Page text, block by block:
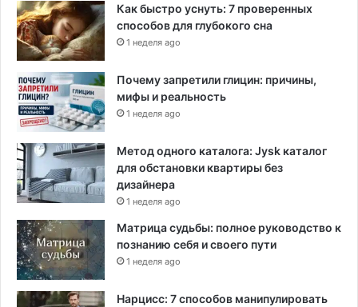
д
а
ю
т
р
е
у
б
л
и
а
н
ц
ы
Как быстро уснуть: 7 проверенных
способов для глубокого сна
1 неделя ago
Почему запретили глицин: причины,
мифы и реальность
1 неделя ago
Метод одного каталога: Jysk каталог
для обстановки квартиры без
дизайнера
1 неделя ago
Матрица судьбы: полное руководство к
познанию себя и своего пути
1 неделя ago
Нарцисс: 7 способов манипулировать